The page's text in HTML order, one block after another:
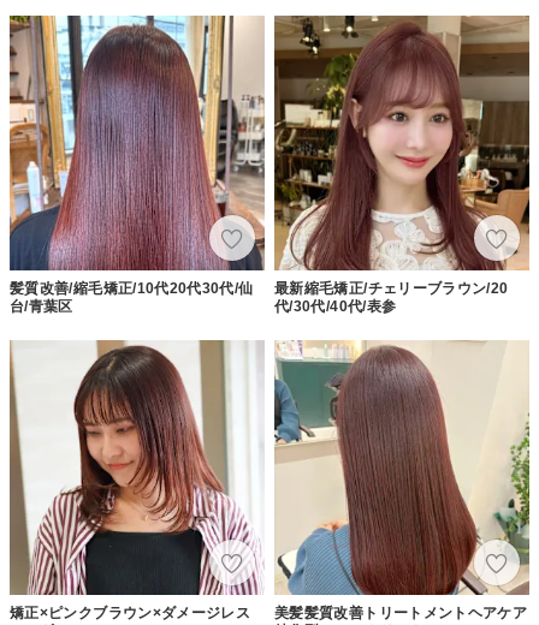
髪質改善/縮毛矯正/10代20代30代/仙
台/青葉区
最新縮毛矯正/チェリーブラウン/20
代/30代/40代/表参
矯正×ピンクブラウン×ダメージレス
美髪髪質改善トリートメントヘアケア